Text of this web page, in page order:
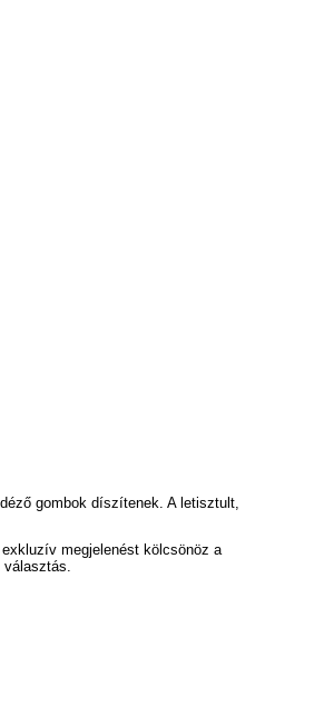
gombok díszítenek. A letisztult,
megjelenést kölcsönöz a
választás.